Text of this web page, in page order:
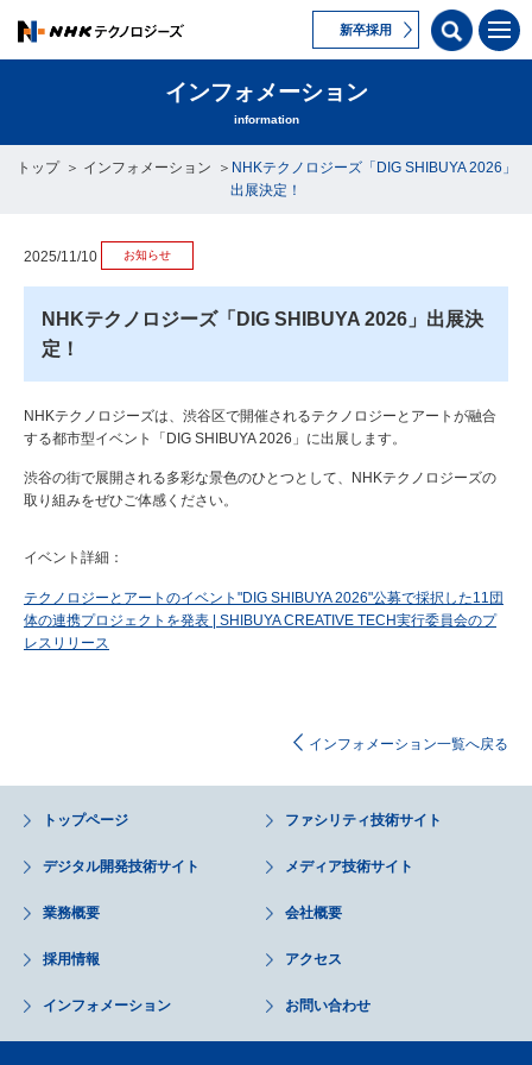
新卒採用
インフォメーション
information
トップ インフォメーション
NHKテクノロジーズ「DIG SHIBUYA 2026」
出展決定！
2025/11/10 お知らせ
NHKテクノロジーズ「DIG SHIBUYA 2026」出展決
定！
NHKテクノロジーズは、渋谷区で開催されるテクノロジーとアートが融合
する都市型イベント「 DIG SHIBUYA 2026 」に出展します。
渋谷の街で展開される多彩な景色のひとつとして、 NHKテクノロジーズの
取り組みをぜひご体感ください。
イベント詳細：
テクノロジーとアートのイベント"DIG SHIBUYA 2026"公募で採択した11 団
体の連携プロジェクトを発表 | SHIBUYA CREATIVE TECH実行委員会のプ
レスリリース
インフォメーション一覧へ戻る
トップページ ファシリティ技術サイト
デジタル開発技術サイト メディア技術サイト
業務概要 会社概要
採用情報 アクセス
インフォメーション お問い合わせ